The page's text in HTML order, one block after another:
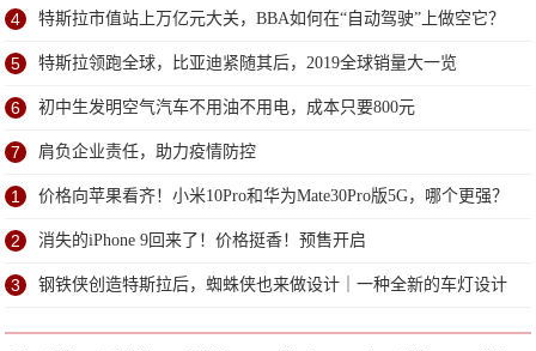
4 特斯拉市值站上万亿元大关，BBA如何在“自动驾驶”上做空它？
5 特斯拉领跑全球，比亚迪紧随其后，2019全球销量大一览
6 初中生发明空气汽车不用油不用电，成本只要800元
7 肩负企业责任，助力疫情防控
1 价格向苹果看齐！小米10Pro和华为Mate30Pro版5G，哪个更强？
2 消失的iPhone 9回来了！价格挺香！预售开启
3 钢铁侠创造特斯拉后，蜘蛛侠也来做设计｜一种全新的车灯设计
理念